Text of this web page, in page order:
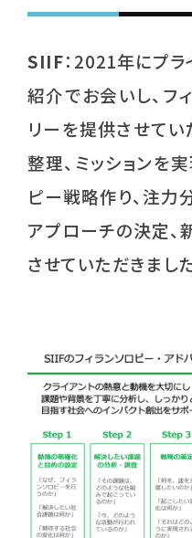
SIIF：2021年にプ
紹介でお会いし、フ
リーを提供させて
整理、ミッションを
ピー戦略作り、注
アプローチの決定、
させていただきました